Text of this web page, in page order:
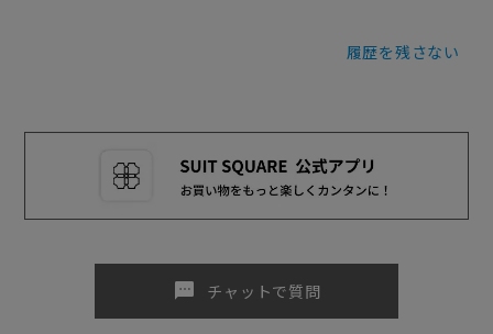
履歴を残さない
sms チャットで質問